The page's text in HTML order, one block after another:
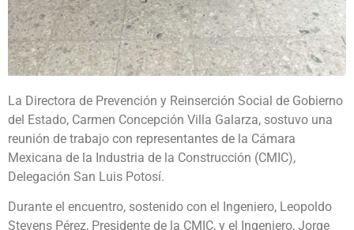
La Directora de Prevención y Reinserción Social de Gobierno
del Estado, Carmen Concepción Villa Galarza, sostuvo una
reunión de trabajo con representantes de la Cámara
Mexicana de la Industria de la Construcción (CMIC),
Delegación San Luis Potosí.
Durante el encuentro, sostenido con el Ingeniero, Leopoldo
Stevens Pérez, Presidente de la CMIC, y el Ingeniero, Jorge